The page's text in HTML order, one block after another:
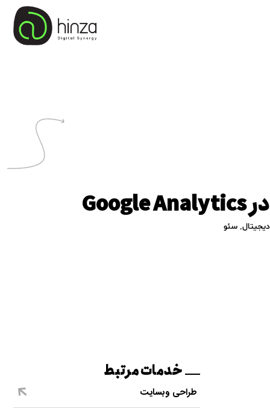
,سئو
خدمات مرتبط
طراحی وبسایت